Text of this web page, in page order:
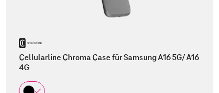
Cellularline Chroma Case für Samsung A16 5G/ A16
4G